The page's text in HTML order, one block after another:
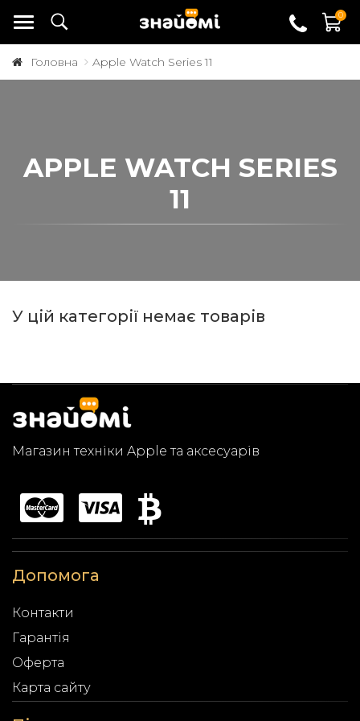
0
Головна Apple Watch Series 11
APPLE WATCH SERIES
11
У цій категорії немає товарів
Магазин техніки Apple та аксесуарів
Допомога
Контакти
Гарантія
Оферта
Карта сайту